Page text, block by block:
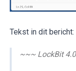
Tekst in dit bericht:
~~~ LockBit